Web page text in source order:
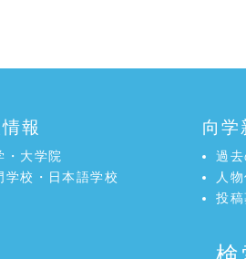
報
・大学院
学校・日本語学校
向学
過
人
投